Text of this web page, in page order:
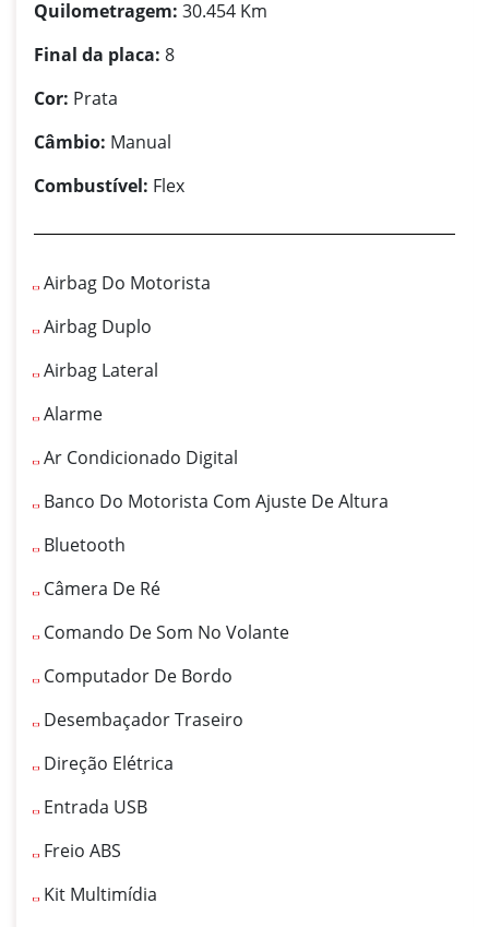
Quilometragem: 30.454 Km
Final da placa: 8
Cor: Prata
Câmbio: Manual
Combustível: Flex
Airbag Do Motorista
Airbag Duplo
Airbag Lateral
Alarme
Ar Condicionado Digital
Banco Do Motorista Com Ajuste De Altura
Bluetooth
Câmera De Ré
Comando De Som No Volante
Computador De Bordo
Desembaçador Traseiro
Direção Elétrica
Entrada USB
Freio ABS
Kit Multimídia